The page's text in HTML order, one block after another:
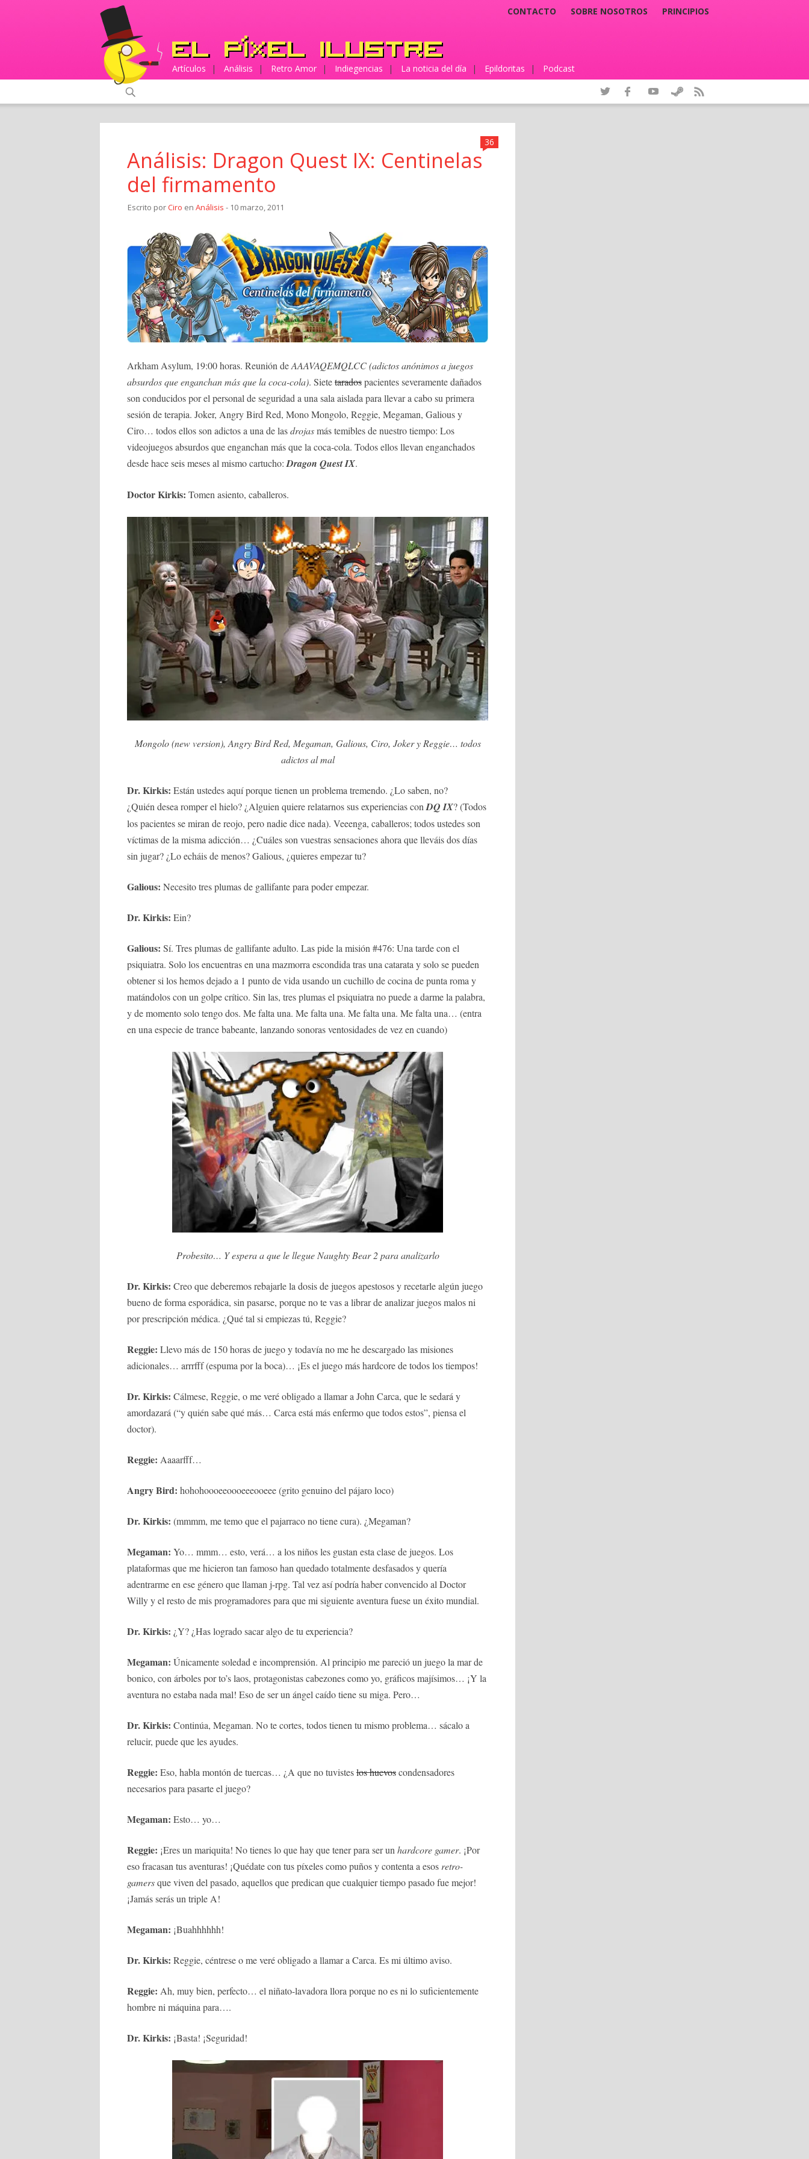
CONTACTO SOBRE NOSOTROS PRINCIPIOS
Artículos | Análisis | Retro Amor | Indiegencias | La noticia del día | Epildoritas | Podcast
36
Análisis: Dragon Quest IX: Centinelas
del firmamento
Escrito porCiro en Análisis - 10 marzo, 2011
Arkham Asylum, 19:00 horas. Reunión deAAAVAQEMQLCC (adictos anónimos a juegos
absurdos que enganchan más que la coca-cola). Sietetaradospacientes severamente dañados
son conducidos por el personal de seguridad a una sala aislada para llevar a cabo su primera
sesión de terapia. Joker, Angry Bird Red, Mono Mongolo, Reggie, Megaman, Galious y
Ciro… todos ellos son adictos a una de lasdrojasmás temibles de nuestro tiempo: Los
videojuegos absurdos que enganchan más que la coca-cola. Todos ellos llevan enganchados
desde hace seis meses al mismo cartucho:Dragon Quest IX.
Doctor Kirkis: Tomen asiento, caballeros.
Mongolo (new version), Angry Bird Red, Megaman, Galious, Ciro, Joker y Reggie… todos
adictos al mal
Dr. Kirkis: Están ustedes aquí porque tienen un problema tremendo. ¿Lo saben, no?
¿Quién desea romper el hielo? ¿Alguien quiere relatarnos sus experiencias conDQ IX? (Todos
los pacientes se miran de reojo, pero nadie dice nada). Veeenga, caballeros; todos ustedes son
víctimas de la misma adicción… ¿Cuáles son vuestras sensaciones ahora que lleváis dos días
sin jugar? ¿Lo echáis de menos? Galious, ¿quieres empezar tu?
Galious: Necesito tres plumas de gallifante para poder empezar.
Dr. Kirkis: Ein?
Galious: Sí. Tres plumas de gallifante adulto. Las pide la misión #476: Una tarde con el
psiquiatra. Solo los encuentras en una mazmorra escondida tras una catarata y solo se pueden
obtener si los hemos dejado a 1 punto de vida usando un cuchillo de cocina de punta roma y
matándolos con un golpe crítico. Sin las, tres plumas el psiquiatra no puede a darme la palabra,
y de momento solo tengo dos. Me falta una. Me falta una. Me falta una. Me falta una… (entra
en una especie de trance babeante, lanzando sonoras ventosidades de vez en cuando)
Probesito… Y espera a que le llegue Naughty Bear 2 para analizarlo
Dr. Kirkis: Creo que deberemos rebajarle la dosis de juegos apestosos y recetarle algún juego
bueno de forma esporádica, sin pasarse, porque no te vas a librar de analizar juegos malos ni
por prescripción médica. ¿Qué tal si empiezas tú, Reggie?
Reggie: Llevo más de 150 horas de juego y todavía no me he descargado las misiones
adicionales… arrrfff (espuma por la boca)… ¡Es el juego más hardcore de todos los tiempos!
Dr. Kirkis: Cálmese, Reggie, o me veré obligado a llamar a John Carca, que le sedará y
amordazará (“y quién sabe qué más… Carca está más enfermo que todos estos”, piensa el
doctor).
Reggie: Aaaarfff…
Angry Bird: hohohoooeeoooeeeooeee (grito genuino del pájaro loco)
Dr. Kirkis: (mmmm, me temo que el pajarraco no tiene cura). ¿Megaman?
Megaman: Yo… mmm… esto, verá… a los niños les gustan esta clase de juegos. Los
plataformas que me hicieron tan famoso han quedado totalmente desfasados y quería
adentrarme en ese género que llaman j-rpg. Tal vez así podría haber convencido al Doctor
Willy y el resto de mis programadores para que mi siguiente aventura fuese un éxito mundial.
Dr. Kirkis: ¿Y? ¿Has logrado sacar algo de tu experiencia?
Megaman: Únicamente soledad e incomprensión. Al principio me pareció un juego la mar de
bonico, con árboles por to’s laos, protagonistas cabezones como yo, gráficos majísimos… ¡Y la
aventura no estaba nada mal! Eso de ser un ángel caído tiene su miga. Pero…
Dr. Kirkis: Continúa, Megaman. No te cortes, todos tienen tu mismo problema… sácalo a
relucir, puede que les ayudes.
Reggie: Eso, habla montón de tuercas… ¿A que no tuvisteslos huevoscondensadores
necesarios para pasarte el juego?
Megaman: Esto… yo…
Reggie: ¡Eres un mariquita! No tienes lo que hay que tener para ser unhardcore gamer. ¡Por
eso fracasan tus aventuras! ¡Quédate con tus píxeles como puños y contenta a esosretro-
gamersque viven del pasado, aquellos que predican que cualquier tiempo pasado fue mejor!
¡Jamás serás un triple A!
Megaman: ¡Buahhhhhh!
Dr. Kirkis: Reggie, céntrese o me veré obligado a llamar a Carca. Es mi último aviso.
Reggie: Ah, muy bien, perfecto… el niñato-lavadora llora porque no es ni lo suficientemente
hombre ni máquina para….
Dr. Kirkis: ¡Basta! ¡Seguridad!